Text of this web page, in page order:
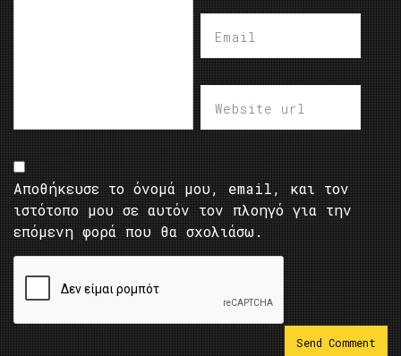
Αποθήκευσε το όνομά μου, email, και τον
ιστότοπο μου σε αυτόν τον πλοηγό για την
επόμενη φορά που θα σχολιάσω.